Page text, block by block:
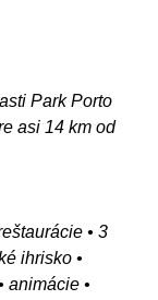
Park Porto
asi 14 km od
• 3
ihrisko •
animácie •